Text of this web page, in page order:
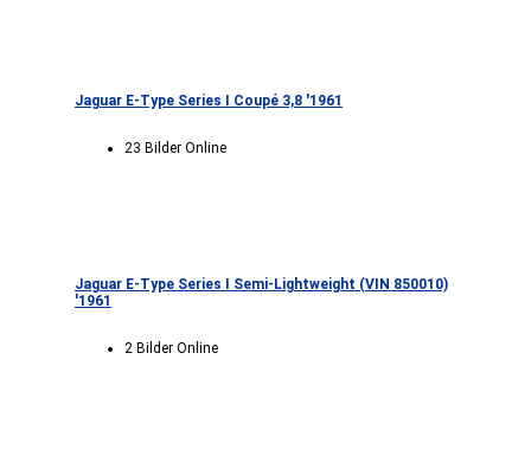
Jaguar E-Type Series I Coupé 3,8 '1961
23 Bilder Online
Jaguar E-Type Series I Semi-Lightweight (VIN 850010)
'1961
2 Bilder Online